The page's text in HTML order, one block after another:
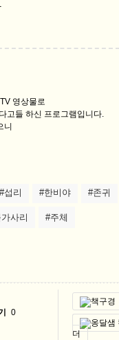
영상물로
고들 하신 프로그램입니다.
니
#섭리 #한비야 #존귀
사리 #주체
0
더